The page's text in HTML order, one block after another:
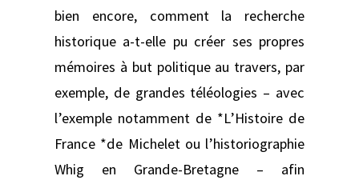
bien encore, comment la recherche
historique a-t-elle pu créer ses propres
mémoires à but politique au travers, par
exemple, de grandes téléologies – avec
l’exemple notamment de *L’Histoire de
France *de Michelet ou l’historiographie
Whig en Grande-Bretagne – afin